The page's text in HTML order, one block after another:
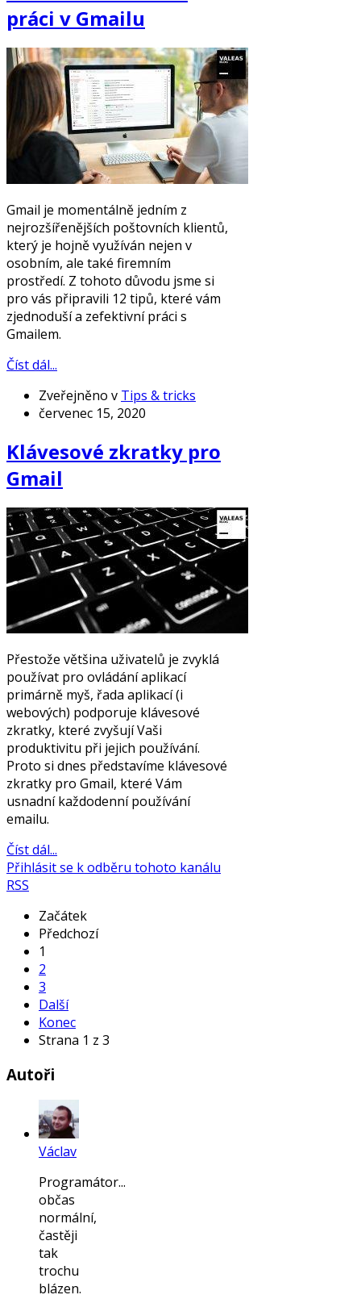
práci v Gmailu
Gmail je momentálně jedním z
nejrozšířenějších poštovních klientů,
který je hojně využíván nejen v
osobním, ale také firemním
prostředí. Z tohoto důvodu jsme si
pro vás připravili 12 tipů, které vám
zjednoduší a zefektivní práci s
Gmailem.
Číst dál...
Zveřejněno v Tips & tricks
červenec 15, 2020
Klávesové zkratky pro
Gmail
Přestože většina uživatelů je zvyklá
používat pro ovládání aplikací
primárně myš, řada aplikací (i
webových) podporuje klávesové
zkratky, které zvyšují Vaši
produktivitu při jejich používání.
Proto si dnes představíme klávesové
zkratky pro Gmail, které Vám
usnadní každodenní používání
emailu.
Číst dál...
Přihlásit se k odběru tohoto kanálu
RSS
Začátek
Předchozí
1
2
3
Další
Konec
Strana 1 z 3
Autoři
Václav
Programátor...
občas
normální,
častěji
tak
trochu
blázen.